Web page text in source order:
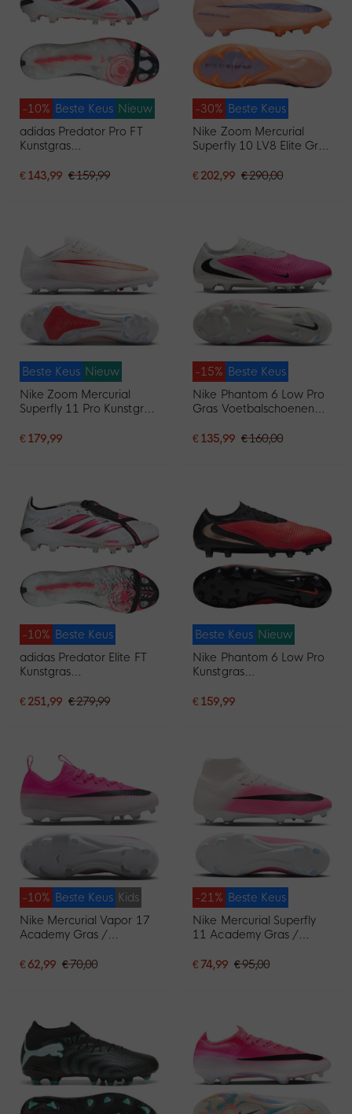
Beste Keus
-10%
Nieuw
adidas Predator Pro FT
Kunstgras
Wit Zwart Roze
€ 143,99 € 159,99
Beste Keus
-30%
Nike Zoom Mercurial
Superfly 10 LV8 Elite Gras
Zalmroze Donkerblauw
€ 202,99 € 290,00
Beste Keus Nieuw
Nike Zoom Mercurial
Superfly 11 Pro Kunstgras
Wit Felrood Goud
€ 179,99
Beste Keus
-15%
Nike Phantom 6 Low Pro
Gras Voetbalschoenen
€ 135,99 € 160,00
Beste Keus
-10%
adidas Predator Elite FT
Kunstgras
Wit Zwart Roze
€ 251,99 € 279,99
Beste Keus Nieuw
Nike Phantom 6 Low Pro
Kunstgras
Zwart Felrood Goud
€ 159,99
Beste Keus
-10%
Kids
Nike Mercurial Vapor 17
Academy Gras /
Voetbalschoenen (MG)
€ 62,99 € 70,00
Beste Keus
-21%
Nike Mercurial Superfly
11 Academy Gras /
Voetbalschoenen (MG)
€ 74,99 € 95,00